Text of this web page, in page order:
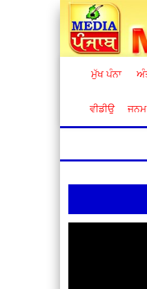
ਮੁੱਖ ਪੰਨਾ
ਵੀਡੀਉ ਜਨਮ